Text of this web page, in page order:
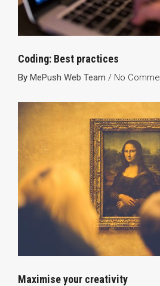
Coding: Best practices
By MePush Web Team / No
Maximise your creativity